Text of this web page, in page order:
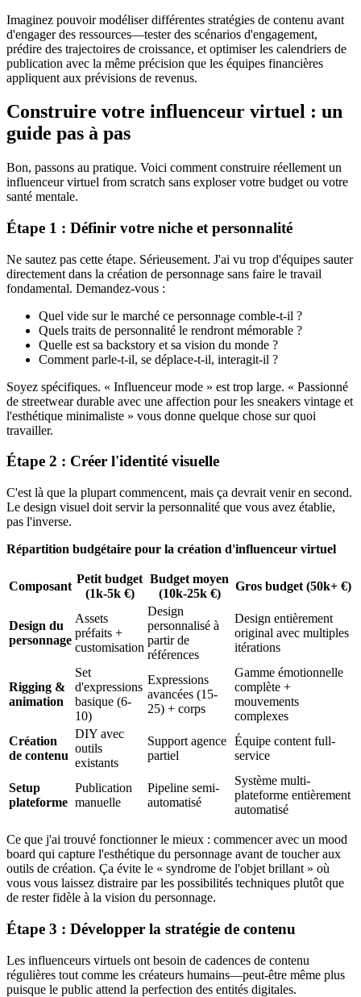
Imaginez pouvoir modéliser différentes stratégies de contenu avant
d'engager des ressources—tester des scénarios d'engagement,
prédire des trajectoires de croissance, et optimiser les calendriers de
publication avec la même précision que les équipes financières
appliquent aux prévisions de revenus.
Construire votre influenceur virtuel : un
guide pas à pas
Bon, passons au pratique. Voici comment construire réellement un
influenceur virtuel from scratch sans exploser votre budget ou votre
santé mentale.
Étape 1 : Définir votre niche et personnalité
Ne sautez pas cette étape. Sérieusement. J'ai vu trop d'équipes sauter
directement dans la création de personnage sans faire le travail
fondamental. Demandez-vous :
Quel vide sur le marché ce personnage comble-t-il ?
Quels traits de personnalité le rendront mémorable ?
Quelle est sa backstory et sa vision du monde ?
Comment parle-t-il, se déplace-t-il, interagit-il ?
Soyez spécifiques. « Influenceur mode » est trop large. « Passionné
de streetwear durable avec une affection pour les sneakers vintage et
l'esthétique minimaliste » vous donne quelque chose sur quoi
travailler.
Étape 2 : Créer l'identité visuelle
C'est là que la plupart commencent, mais ça devrait venir en second.
Le design visuel doit servir la personnalité que vous avez établie,
pas l'inverse.
Répartition budgétaire pour la création d'influenceur virtuel
Composant
Petit budget
(1k-5k €)
Budget moyen
(10k-25k €)
Gros budget (50k+ €)
Design du
personnage
Assets
préfaits +
customisation
Design
personnalisé à
partir de
références
Design entièrement
original avec multiples
itérations
Rigging &
animation
Set
d'expressions
basique (6-
10)
Expressions
avancées (15-
25) + corps
Gamme émotionnelle
complète +
mouvements
complexes
Création
de contenu
DIY avec
outils
existants
Support agence
partiel
Équipe content full-
service
Setup
plateforme
Publication
manuelle
Pipeline semi-
automatisé
Système multi-
plateforme entièrement
automatisé
Ce que j'ai trouvé fonctionner le mieux : commencer avec un mood
board qui capture l'esthétique du personnage avant de toucher aux
outils de création. Ça évite le « syndrome de l'objet brillant » où
vous vous laissez distraire par les possibilités techniques plutôt que
de rester fidèle à la vision du personnage.
Étape 3 : Développer la stratégie de contenu
Les influenceurs virtuels ont besoin de cadences de contenu
régulières tout comme les créateurs humains—peut-être même plus
puisque le public attend la perfection des entités digitales.